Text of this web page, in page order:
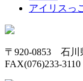
アイリスっ
〒920-0853 石川
FAX(076)233-3110